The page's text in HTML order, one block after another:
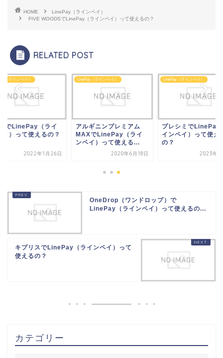
HOME
LinePay（ラインペイ）
FIVE WOODSでLinePay（ラインペイ）って使えるの？
RELATED POST
（ラインペイ）
でLinePay（ライ
イ）って使えるの？
2022年1月26日
LinePay（ラインペイ）
アルギニンプレミアム
MAXでLinePay（ライ
ンペイ）って使える...
2020年6月18日
LinePay（ラインペイ）
プレシミでLinePay
インペイ）って使え
の？
2023年7
OneDrop（ワンドロップ）で
LinePay（ラインペイ）って使えるの...
キプリスでLinePay（ラインペイ）って
使えるの？
カテゴリー